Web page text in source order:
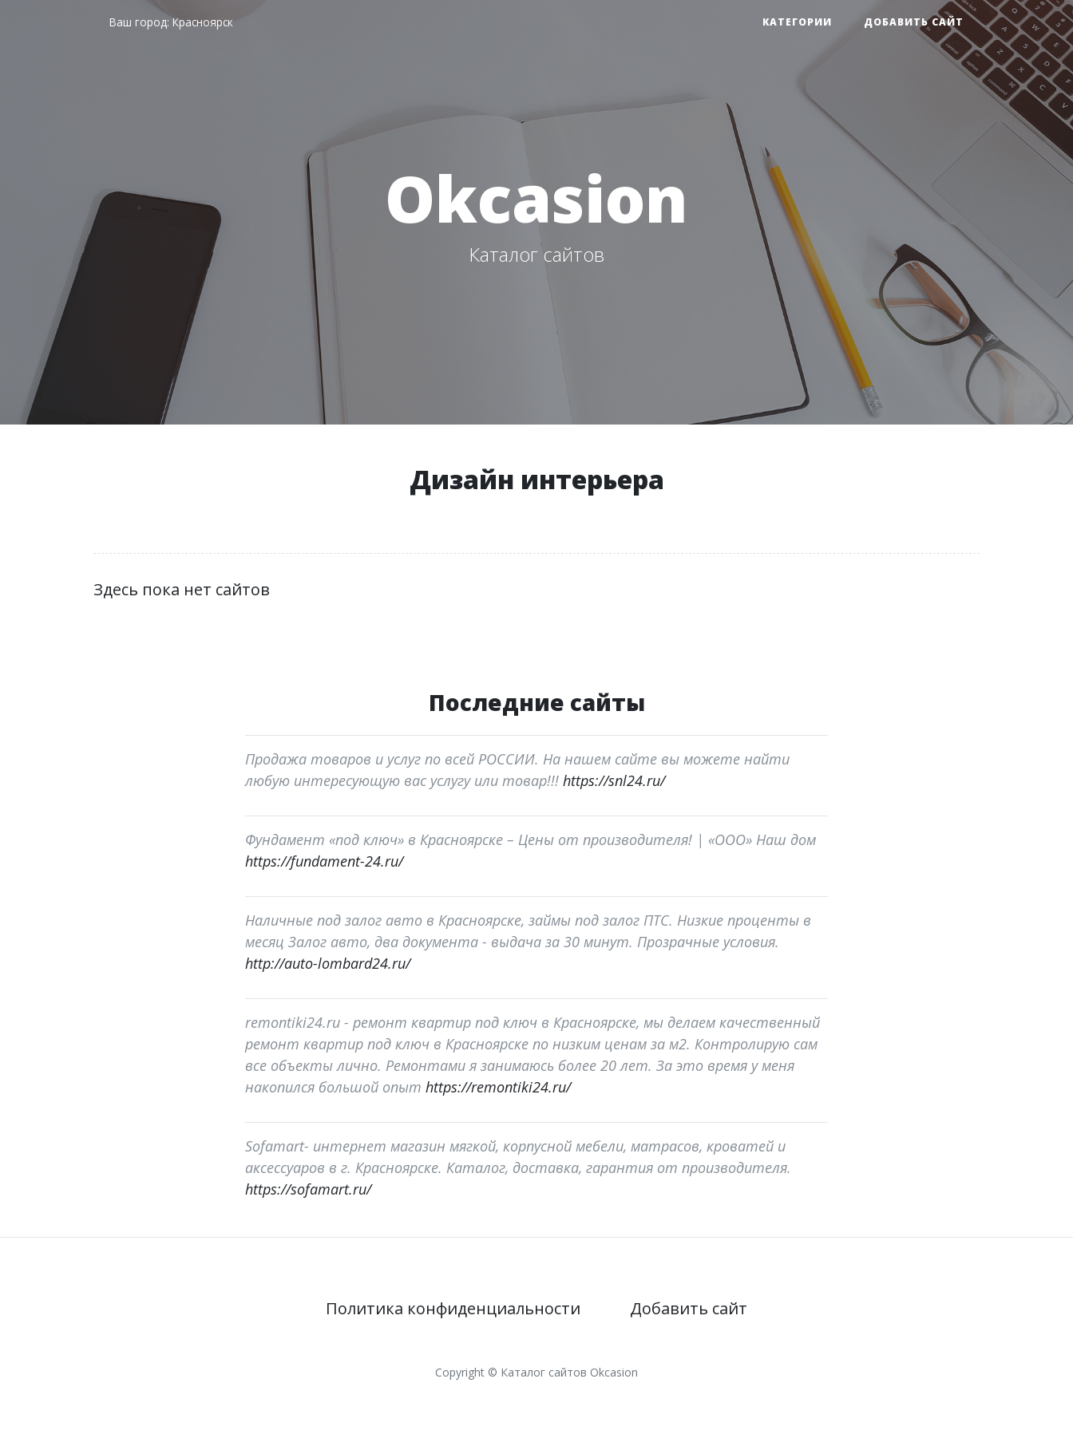
Ваш город:Красноярск КАТЕГОРИИ ДОБАВИТЬ САЙТ
Okcasion
Каталог сайтов
Дизайн интерьера
Здесь пока нет сайтов
Последние сайты
Продажа товаров и услуг по всей РОССИИ. На нашем сайте вы можете найти
любую интересующую вас услугу или товар!!! https://snl24.ru/
Фундамент «под ключ» в Красноярске – Цены от производителя! | «ООО» Наш дом
https://fundament-24.ru/
Наличные под залог авто в Красноярске, займы под залог ПТС. Низкие проценты в
месяц Залог авто, два документа - выдача за 30 минут. Прозрачные условия.
http://auto-lombard24.ru/
remontiki24.ru - ремонт квартир под ключ в Красноярске, мы делаем качественный
ремонт квартир под ключ в Красноярске по низким ценам за м2. Контролирую сам
все объекты лично. Ремонтами я занимаюсь более 20 лет. За это время у меня
накопился большой опыт https://remontiki24.ru/
Sofamart- интернет магазин мягкой, корпусной мебели, матрасов, кроватей и
аксессуаров в г. Красноярске. Каталог, доставка, гарантия от производителя.
https://sofamart.ru/
Политика конфиденциальности Добавить сайт
Copyright © Каталог сайтов Okcasion